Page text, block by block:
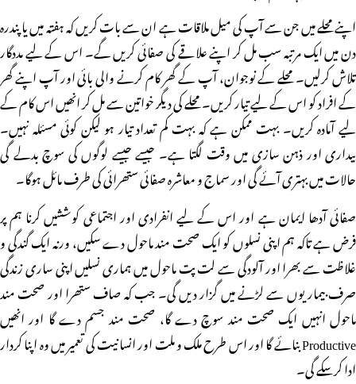
اپنے محلے میں جن سے آپ کی میل ملاقات ہے ان سے بات کریں کہ ہفتہ میں یا پندرہ
دن میں ایک مرتبہ سب مل کر اپنے علاقے کی صفائی کریں گے۔ اس کے لیے مددگار
تلاش کرلیں۔ محلے کے نوجوان، آپ کے گھر کام کرنے والی بائی اور آپ اپنے گھر
کے افراد کو اس کے لیے تیار کریں۔ محلے کی دیگر خواتین سے مل کر انھیں اس کام کے
لیے آمادہ کریں۔ بہت ممکن ہے کہ بہت کم تعداد تیار ہو لیکن کوئی مسئلہ نہیں۔
بیداری اور ذہن سازی میں وقت لگتا ہے۔ جیسے جیسے لوگوں کی سوچ بدلے گی
حالات میں بہتری آئے گی اور سماج و معاشرہ صفائی ستھرائی کی طرف مائل ہوگا۔
صفائی آدھا ایمان ہے اور اس کے لیے انفرادی اور اجتماعی کوششیں کرنا ہم پر
فرض ہے تاکہ ہم اپنی نسلوں کو ایک صحت مند ماحول دے سکیں، ورنہ ایک گندگی و
غلاظت سے بھرا اور آلودگی سے لت پت ماحول میں ہماری نسلیں اپنی ساری زندگی
صرف بیماریوں سے لڑنے میں گزار دیں گی۔ جب کہ صاف ستھرا اور صحت مند
ماحول انہیں ایک صحت مند سوچ دے گا، صحت مند جسم دے گا اور انھیں
Productive بنائے گا اور اس طرح ملک و ملت اور انسانیت کی تعمیر میں وہ اپنا کردار
ادا کرسکے گی۔